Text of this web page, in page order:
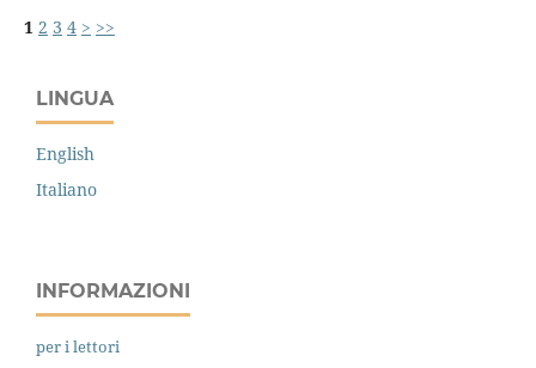
1 2 3 4 > >>
LINGUA
English
Italiano
INFORMAZIONI
per i lettori